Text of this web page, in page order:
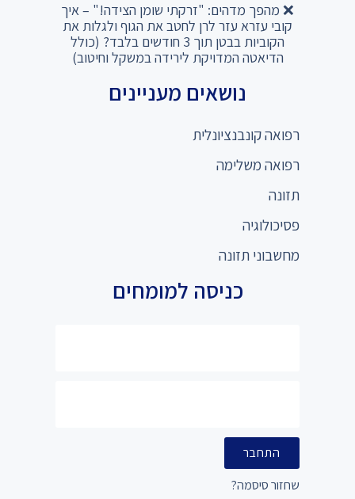
❌ מהפך מדהים: "זרקתי שומן הצידה!" – איך
קובי עזרא עזר לרן לחטב את הגוף ולגלות את
הקוביות בבטן תוך 3 חודשים בלבד? (כולל
הדיאטה המדויקת לירידה במשקל וחיטוב)
נושאים מעניינים
רפואה קונבנציונלית
רפואה משלימה
תזונה
פסיכולוגיה
מחשבוני תזונה
כניסה למומחים
התחבר
שחזור סיסמה?